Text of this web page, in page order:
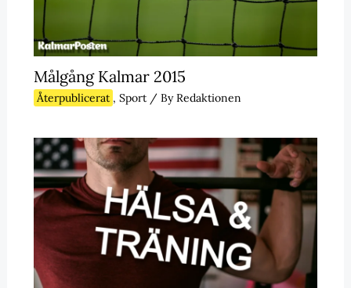
Målgång Kalmar 2015
Återpublicerat , Sport/ ByRedaktionen